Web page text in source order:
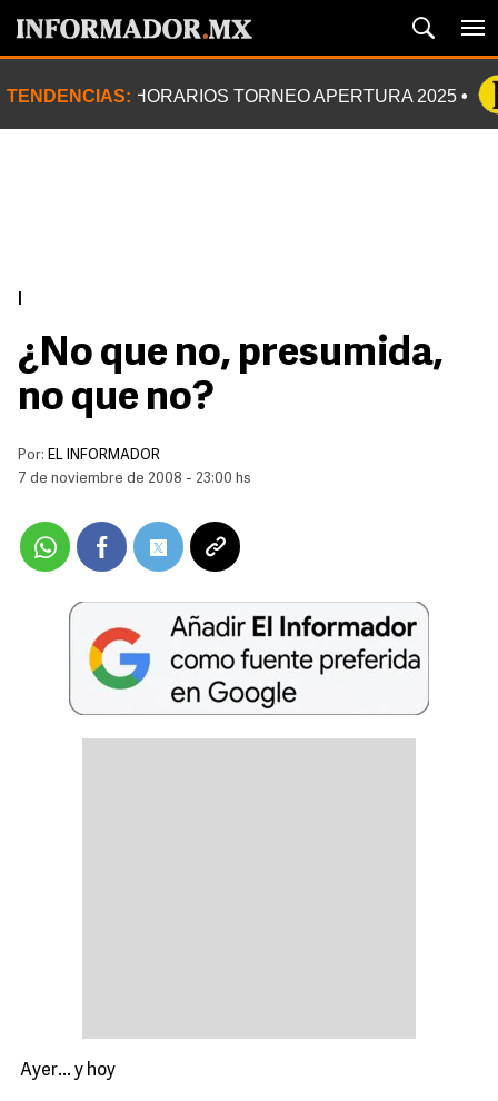
TENDENCIAS: HORARIOS TORNEO APERTURA 2025
¿No que no, presumida,
no que no?
Por: EL INFORMADOR
7 de noviembre de 2008 - 23:00 hs
Ayer... y hoy